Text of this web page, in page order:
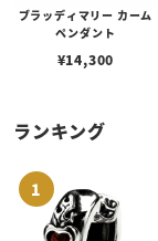
ブラッディマリー カーム
ペンダント
¥14,300
ランキング